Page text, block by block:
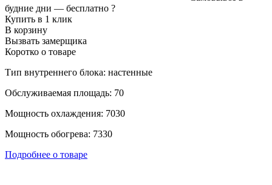
будние дни — бесплатно ?
Купить в 1 клик
В корзину
Вызвать замерщика
Коротко о товаре
Тип внутреннего блока: настенные
Обслуживаемая площадь: 70
Мощность охлаждения: 7030
Мощность обогрева: 7330
Подробнее о товаре